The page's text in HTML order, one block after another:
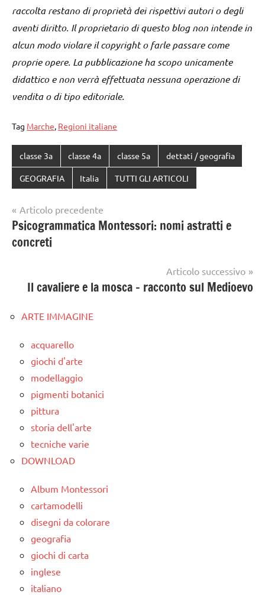
raccolta restano di proprietà dei rispettivi autori o degli
aventi diritto. Il proprietario di questo blog non intende in
alcun modo violare il copyright o farle passare come
proprie opere. La pubblicazione ha scopo unicamente
didattico e non verrà effettuata nessuna operazione di
vendita o di tipo editoriale.
Tag Marche, Regioni italiane
classe 3a classe 4a classe 5a dettati / geografia
GEOGRAFIA Italia TUTTI GLI ARTICOLI
Navigazione
articoli
Articolo precedente
Psicogrammatica Montessori: nomi astratti e
concreti
Articolo successivo
Il cavaliere e la mosca – racconto sul Medioevo
ARTE IMMAGINE
acquarello
giochi d'arte
modellaggio
pigmenti botanici
pittura
storia dell'arte
tecniche varie
DOWNLOAD
Album Montessori
cartamodelli
disegni da colorare
geografia
giochi di carta
inglese
italiano